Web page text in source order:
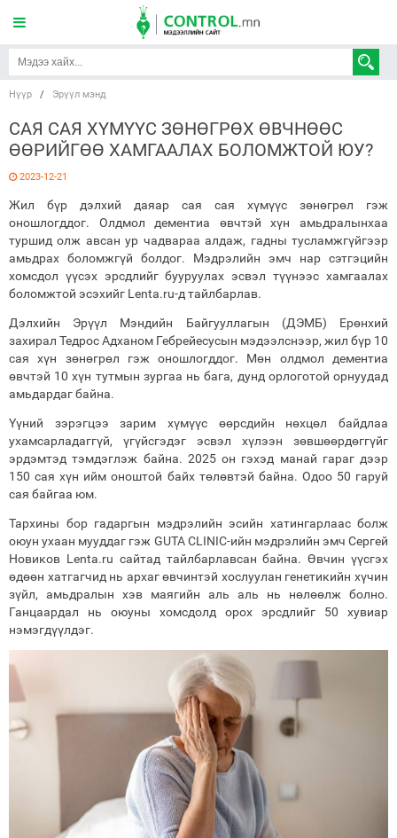
Нүүр / Эрүүл мэнд
САЯ САЯ ХҮМҮҮС ЗӨНӨГРӨХ ӨВЧНӨӨС
ӨӨРИЙГӨӨ ХАМГААЛАХ БОЛОМЖТОЙ ЮУ?
2023-12-21
Жил бүр дэлхий даяар сая сая хүмүүс зөнөгрөл гэж
оношлогддог. Олдмол дементиа өвчтэй хүн амьдралынхаа
туршид олж авсан ур чадвараа алдаж, гадны тусламжгүйгээр
амьдрах боломжгүй болдог. Мэдрэлийн эмч нар сэтгэцийн
хомсдол үүсэх эрсдлийг бууруулах эсвэл түүнээс хамгаалах
боломжтой эсэхийг Lenta.ru-д тайлбарлав.
Дэлхийн Эрүүл Мэндийн Байгууллагын (ДЭМБ) Ерөнхий
захирал Тедрос Адханом Гебрейесусын мэдээлснээр, жил бүр 10
сая хүн зөнөгрөл гэж оношлогддог. Мөн олдмол дементиа
өвчтэй 10 хүн тутмын зургаа нь бага, дунд орлоготой орнуудад
амьдардаг байна.
Үүний зэрэгцээ зарим хүмүүс өөрсдийн нөхцөл байдлаа
ухамсарладаггүй, үгүйсгэдэг эсвэл хүлээн зөвшөөрдөггүйг
эрдэмтэд тэмдэглэж байна. 2025 он гэхэд манай гараг дээр
150 сая хүн ийм оноштой байх төлөвтэй байна. Одоо 50 гаруй
сая байгаа юм.
Тархины бор гадаргын мэдрэлийн эсийн хатингарлаас болж
оюун ухаан мууддаг гэж GUTA CLINIC-ийн мэдрэлийн эмч Сергей
Новиков Lenta.ru сайтад тайлбарлавсан байна. Өвчин үүсгэх
өдөөн хатгагчид нь архаг өвчинтэй хослуулан генетикийн хүчин
зүйл, амьдралын хэв маягийн аль аль нь нөлөөлж болно.
Ганцаардал нь оюуны хомсдолд орох эрсдлийг 50 хувиар
нэмэгдүүлдэг.